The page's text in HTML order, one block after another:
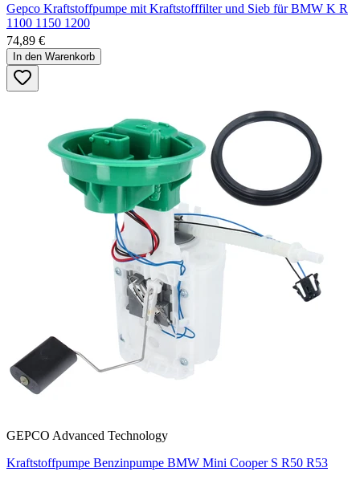
Gepco Kraftstoffpumpe mit Kraftstofffilter und Sieb für BMW K R
1100 1150 1200
74,89 €
In den Warenkorb
GEPCO Advanced Technology
Kraftstoffpumpe Benzinpumpe BMW Mini Cooper S R50 R53